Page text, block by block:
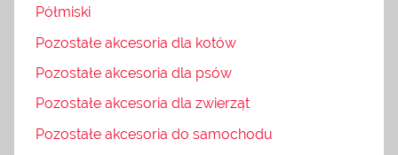
Półmiski
Pozostałe akcesoria dla kotów
Pozostałe akcesoria dla psów
Pozostałe akcesoria dla zwierząt
Pozostałe akcesoria do samochodu